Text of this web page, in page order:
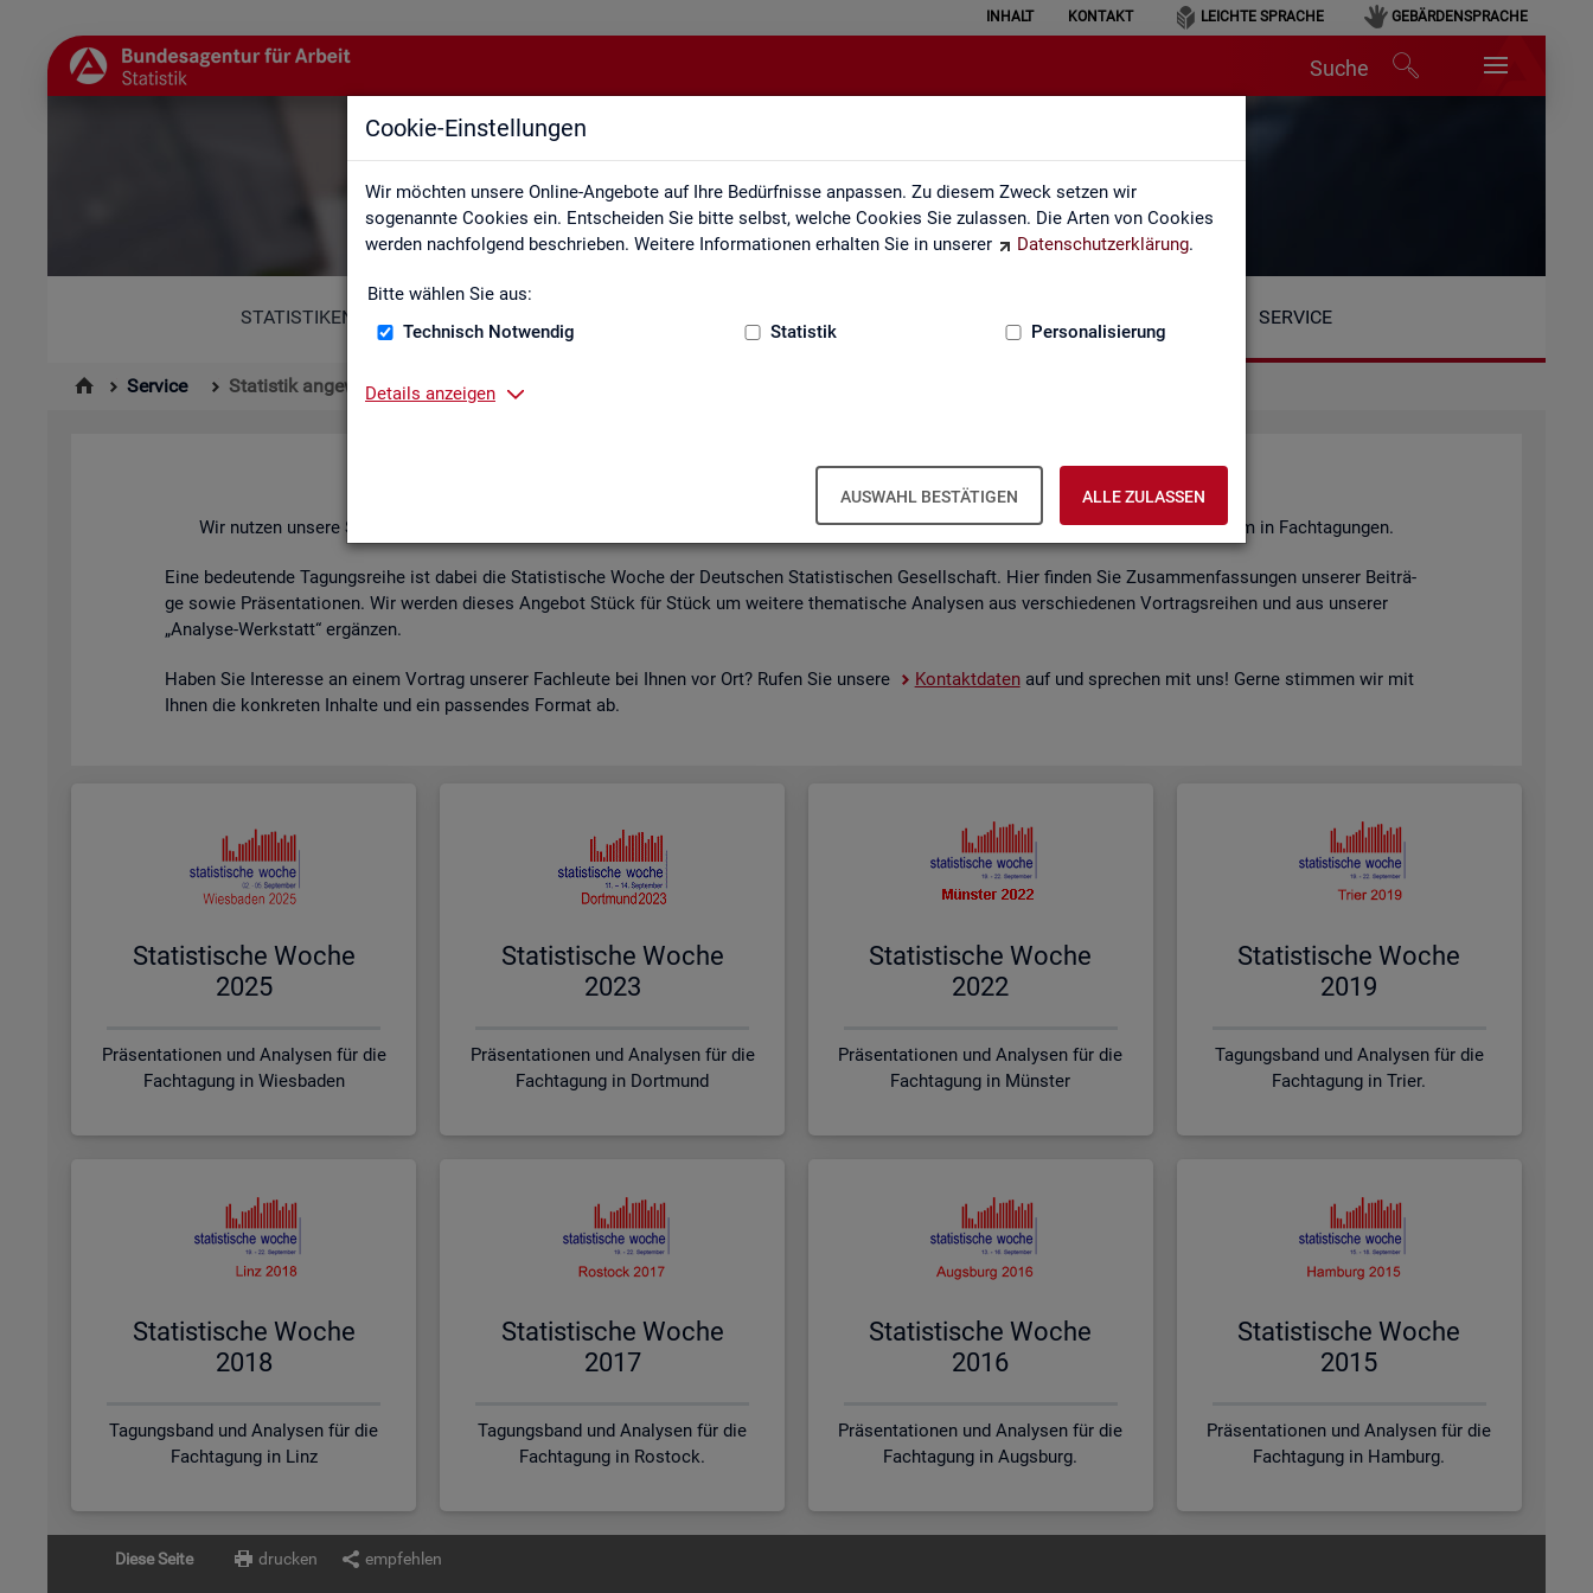
Cookie-Einstellungen
Wir möchten unsere Online-Angebote auf Ihre Bedürfnisse anpassen. Zu diesem Zweck setzen wir
sogenannte Cookies ein. Entscheiden Sie bitte selbst, welche Cookies Sie zulassen. Die Arten von Cookies
werden nachfolgend beschrieben. Weitere Informationen erhalten Sie in unserer
Datenschutzerklärung.
Bitte wählen Sie aus:
Technisch Notwendig
Statistik Personalisierung
Details anzeigen
AUSWAHL BESTÄTIGEN ALLE ZULASSEN
INHALT KONTAKT LEICHTE SPRACHE GEBÄRDENSPRACHE
Suche
Statistik angewendet
STATISTIKEN SERVICE
Service Statistik angewendet
Sta­tis­tik an­ge­wen­det
Wir nut­zen un­se­re Sta­tis­ti­ken zur Ana­ly­se the­men­spe­zi­fi­scher Fra­ge­stel­lun­gen. Die Ana­ly­se­er­geb­nis­se prä­sen­tie­ren wir unter an­de­rem in Fach­ta­gun­gen.
Eine be­deu­ten­de Ta­gungs­rei­he ist dabei die Sta­tis­ti­sche Woche der Deut­schen Sta­tis­ti­schen Ge­sell­schaft. Hier fin­den Sie Zu­sam­men­fas­sun­gen un­se­rer Bei­trä­
ge sowie Prä­sen­ta­tio­nen. Wir wer­den die­ses An­ge­bot Stück für Stück um wei­te­re the­ma­ti­sche Ana­ly­sen aus ver­schie­de­nen Vor­trags­rei­hen und aus un­se­rer
„Ana­ly­se-Werk­statt“ er­gän­zen.
Haben Sie In­ter­es­se an einem Vor­trag un­se­rer Fach­leu­te bei Ihnen vor Ort? Rufen Sie un­se­re Kon­takt­da­tenauf und spre­chen mit uns! Gerne stim­men wir mit
Ihnen die kon­kre­ten In­hal­te und ein pas­sen­des For­mat ab.
Sta­tis­ti­sche Woche
2025
Präsentationen und Analysen für die
Fachtagung in Wiesbaden
Sta­tis­ti­sche Woche
2023
Präsentationen und Analysen für die
Fachtagung in Dortmund
Sta­tis­ti­sche Woche
2022
Präsentationen und Analysen für die
Fachtagung in Münster
Sta­tis­ti­sche Woche
2019
Tagungsband und Analysen für die
Fachtagung in Trier.
Sta­tis­ti­sche Woche
2018
Tagungsband und Analysen für die
Fachtagung in Linz
Sta­tis­ti­sche Woche
2017
Tagungsband und Analysen für die
Fachtagung in Rostock.
Sta­tis­ti­sche Woche
2016
Präsentationen und Analysen für die
Fachtagung in Augsburg.
Sta­tis­ti­sche Woche
2015
Präsentationen und Analysen für die
Fachtagung in Hamburg.
Diese Seite drucken empfehlen